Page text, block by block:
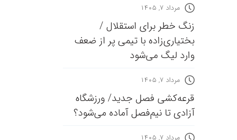
مرداد ۷, ۱۴۰۵
زنگ خطر برای استقلال /
بختیاری‌زاده با تیمی پر از ضعف
وارد لیگ می‌شود
مرداد ۷, ۱۴۰۵
قرعه‎‌کشی فصل جدید/ ورزشگاه
آزادی تا نیم‌فصل آماده می‌شود؟
مرداد ۷, ۱۴۰۵